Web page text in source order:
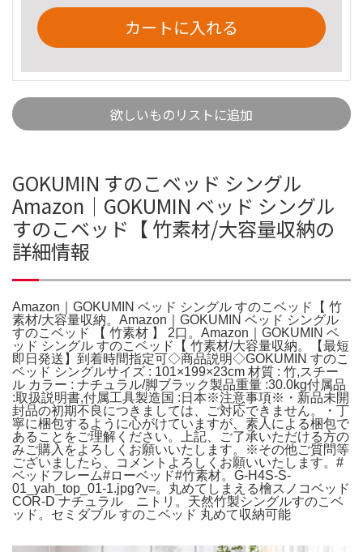
カートに入れる
欲しいものリストに追加
GOKUMIN すのこベッド シングル
Amazon｜GOKUMIN ベッド シングル
すのこベッド【 竹素材/大容量収納の
詳細情報
Amazon｜GOKUMIN ベッド シングル すのこベッド【 竹
素材/大容量収納。Amazon｜GOKUMIN ベッド シングル
すのこベッド 【 竹素材 】 2口。Amazon｜GOKUMIN ベ
ッド シングル すのこベッド【 竹素材/大容量収納。【最短
即日発送】到着時間指定可◇商品説明◇GOKUMIN すのこ
ベッド シングルサイズ : 101×199×23cm 材質 : 竹,スチー
ル カラー : ナチュラル/脚ブラック製品重量 :30.0kg付属品
:取扱説明書,付属工具製造国 :日本※注意事項※・新品未開
封品の初期不良につきましては、ご対応できません。・丁
寧に梱包するように心がけていますが、素人による梱包で
あることをご理解ください。上記、ご了承いただける方の
みご購入をよろしくお願いいたします。※その他ご質問等
ございましたら、コメントよろしくお願いいたします。#
ベッドフレーム#ローベッド#竹素材。G-H4S-S-
01_yah_top_01-1.jpg?v=。丸めてしまえる檜スノコベッド
COR-D ナチュラル ニトリ。天然竹製シングルすのこベ
ッド。セミダブル すのこベッド 丸めて収納可能